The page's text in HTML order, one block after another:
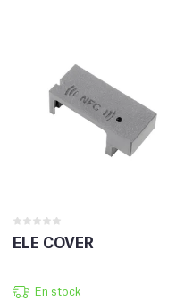
ELE COVER
En stock